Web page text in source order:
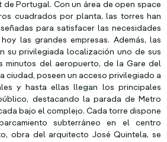
de Portugal. Con un área de open space
cuadrados por planta, las torres han
para satisfacer las necesidades
las grandes empresas. Además, las
su privilegiada localización uno de sus
minutos del aeropuerto, de la Gare del
ciudad, poseen un acceso privilegiado a
y hasta ellas llegan los principales
destacando la parada de Metro
bajo el complejo. Cada torre dispone
subterráneo en el centro
obra del arquitecto José Quintela, se